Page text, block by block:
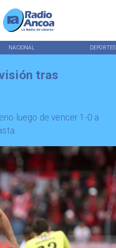
NACIONAL DEPORTES
tras
luego de vencer 1-0 a